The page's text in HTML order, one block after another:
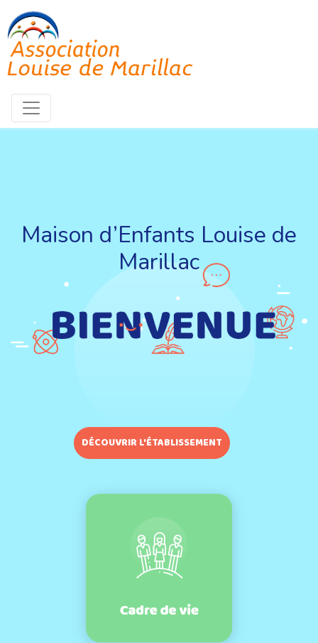
Maison d’Enfants Louise de
Marillac
DÉCOUVRIR L'ÉTABLISSEMENT